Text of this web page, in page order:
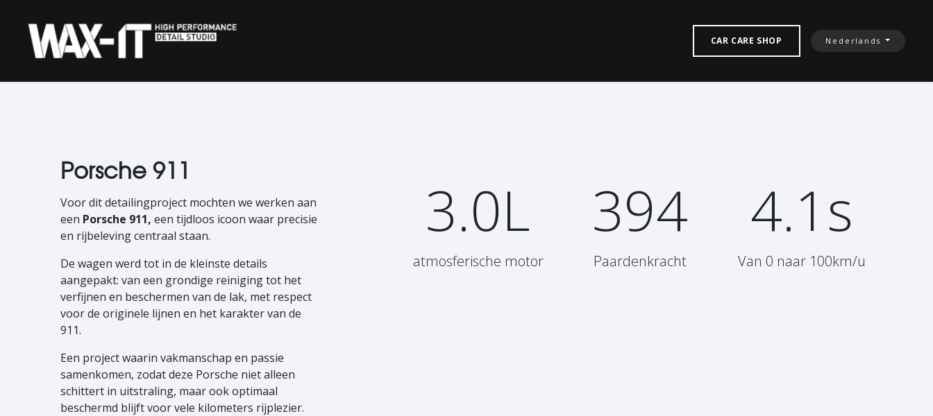
‎ HOME‎ ‎ KERAMISCHE COATING / LAKCORRECTIE CAR CARE SHOP Nederlands
Porsche 911
Voor dit detailingproject mochten we werken aan
een Porsche 911, een tijdloos icoon waar precisie
en rijbeleving centraal staan.
De wagen werd tot in de kleinste details
aangepakt: van een grondige reiniging tot het
verfijnen en beschermen van de lak, met respect
voor de originele lijnen en het karakter van de
911.
Een project waarin vakmanschap en passie
samenkomen, zodat deze Porsche niet alleen
schittert in uitstraling, maar ook optimaal
beschermd blijft voor vele kilometers rijplezier.
3.0L
atmosferische motor
394
Paardenkracht
4.1s
Van 0 naar 100km/u